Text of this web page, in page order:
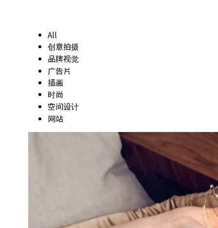
All
创意拍摄
品牌视觉
广告片
插画
时尚
空间设计
网站